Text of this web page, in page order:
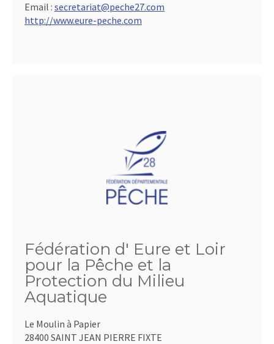
Email : secretariat@peche27.com
http://www.eure-peche.com
Fédération d' Eure et Loir
pour la Pêche et la
Protection du Milieu
Aquatique
Le Moulin à Papier
28400 SAINT JEAN PIERRE FIXTE